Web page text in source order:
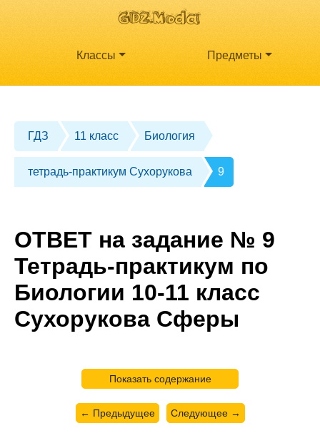
Классы Предметы
ГДЗ 11 класс Биология
тетрадь-практикум Сухорукова 9
ОТВЕТ на задание № 9
Тетрадь-практикум по
Биологии 10-11 класс
Сухорукова Сферы
Показать содержание
← Предыдущее Следующее →